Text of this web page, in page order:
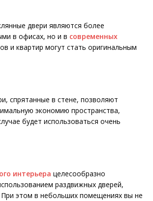
двери являются более
в офисах, но и в современных
и квартир могут стать оригинальным
спрятанные в стене, позволяют
экономию пространства,
будет использоваться очень
интерьера целесообразно
раздвижных дверей,
При этом в небольших помещениях вы не